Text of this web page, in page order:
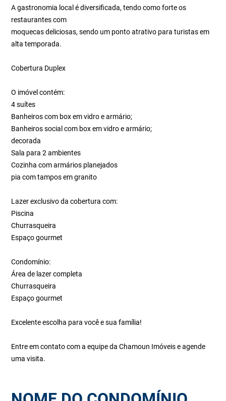
A gastronomia local é diversificada, tendo como forte os
restaurantes com
moquecas deliciosas, sendo um ponto atrativo para turistas em
alta temporada.
Cobertura Duplex
O imóvel contém:
4 suítes
Banheiros com box em vidro e armário;
Banheiros social com box em vidro e armário;
decorada
Sala para 2 ambientes
Cozinha com armários planejados
pia com tampos em granito
Lazer exclusivo da cobertura com:
Piscina
Churrasqueira
Espaço gourmet
Condomínio:
Área de lazer completa
Churrasqueira
Espaço gourmet
Excelente escolha para você e sua família!
Entre em contato com a equipe da Chamoun Imóveis e agende
uma visita.